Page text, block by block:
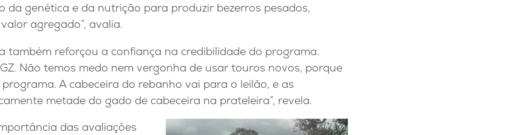
da genética e da nutrição para produzir bezerros pesados,
agregado”, avalia.
também reforçou a confiança na credibilidade do programa.
Não temos medo nem vergonha de usar touros novos, porque
A cabeceira do rebanho vai para o leilão, e as
metade do gado de cabeceira na prateleira”, revela.
das avaliações